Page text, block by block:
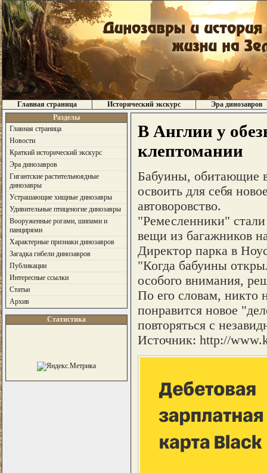
Главная страница Исторический экскурс
Эра динозавров
Разделы
Главная страница
Новости
Краткий исторический экскурс
Эра динозавров
Гигантские растительноядные
динозавры
Устрашающие хищные динозавры
Удивительные птиценогие динозавры
Вооруженные рогами, шипами и
панцирями
Характерные признаки динозавров
Загадка гибели динозавров
Публикации
Интересные ссылки
Статьи
Архив
Статистика
В Англии у
клептомании
Бабуины, обитающие
освоить для себя
автоворовство.
"Ремесленники"
вещи из багажников
Директор парка в
"Когда бабуины
особого внимания,
По его словам, никто
понравится новое
повторяться с
Источник: http://